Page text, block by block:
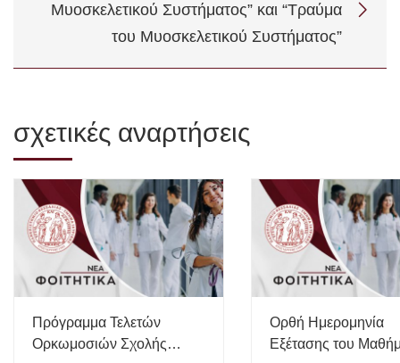
Μυοσκελετικού Συστήματος” και “Τραύμα
του Μυοσκελετικού Συστήματος”
σχετικές αναρτήσεις
Πρόγραμμα Τελετών
Ορκωμοσιών Σχολής
Ορθή Ημερομηνία
Εξέτασης του